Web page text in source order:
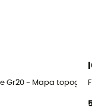
Gr20 - Mapa